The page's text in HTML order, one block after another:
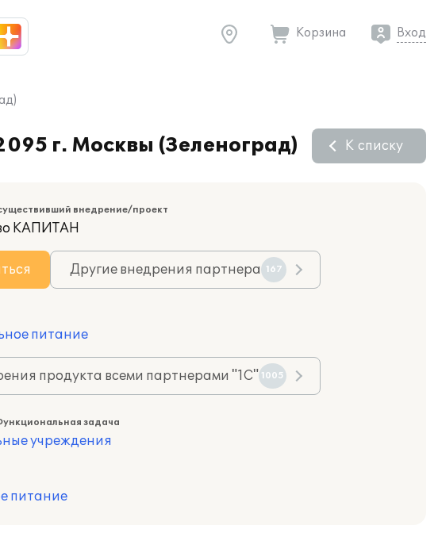
Корзина Вход
г. Москвы (Зеленоград) К списку
внедрение/проект
КАПИТАН
Другие внедрения партнера 167
питание
продукта всеми партнерами "1С" 1005
задача
учреждения
питание